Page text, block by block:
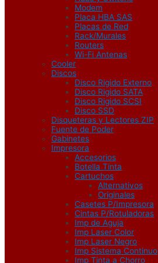
Modem
Placa HBA SAS
Placas de Red
Rack/Murales
Routers
Wi-Fi Antenas
Cooler
Discos
Disco Rigido Externo
Disco Rigido SATA
Disco Rigido SCSI
Disco SSD
Disqueteras y Lectores ZIP
Fuente de Poder
Gabinetes
Impresora
Accesorios
Botella Tinta
Cartuchos
Alternativos
Originales
Casetes P/Impresora
Cintas P/Rotuladoras
Imp de Aguja
Imp Laser Color
Imp Laser Negro
Imp Sistema Continuo
Imp Tinta a Chorro